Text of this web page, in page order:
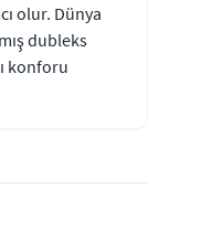
olur. Dünya
dubleks
konforu